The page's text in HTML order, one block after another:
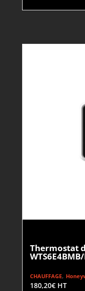
Thermostat
CHAUFFAGE,
180,20€ HT